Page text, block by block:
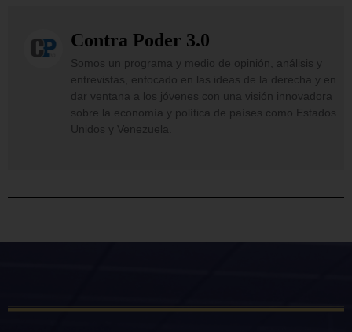
Contra Poder 3.0
Somos un programa y medio de opinión, análisis y
entrevistas, enfocado en las ideas de la derecha y en
dar ventana a los jóvenes con una visión innovadora
sobre la economía y política de países como Estados
Unidos y Venezuela.